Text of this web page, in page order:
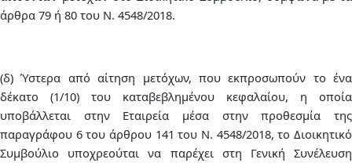
άρθρα 79 ή 80 του Ν. 4548/2018.
(δ) Ύστερα από αίτηση μετόχων, που εκπροσωπούν το ένα
δέκατο (1/10) του καταβεβλημένου κεφαλαίου, η οποία
υποβάλλεται στην Εταιρεία μέσα στην προθεσμία της
παραγράφου 6 του άρθρου 141 του Ν. 4548/2018, το Διοικητικό
Συμβούλιο υποχρεούται να παρέχει στη Γενική Συνέλευση